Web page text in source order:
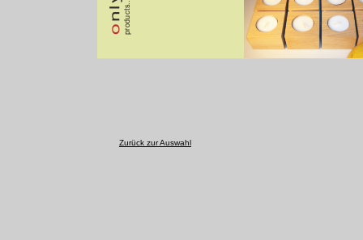
Zurück zur Auswahl